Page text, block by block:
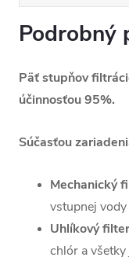
Podrobný
Päť stupňov
účinnosťou 95%.
Súčasťou
Mechanický
vstupnej
Uhlíkový
chlór a